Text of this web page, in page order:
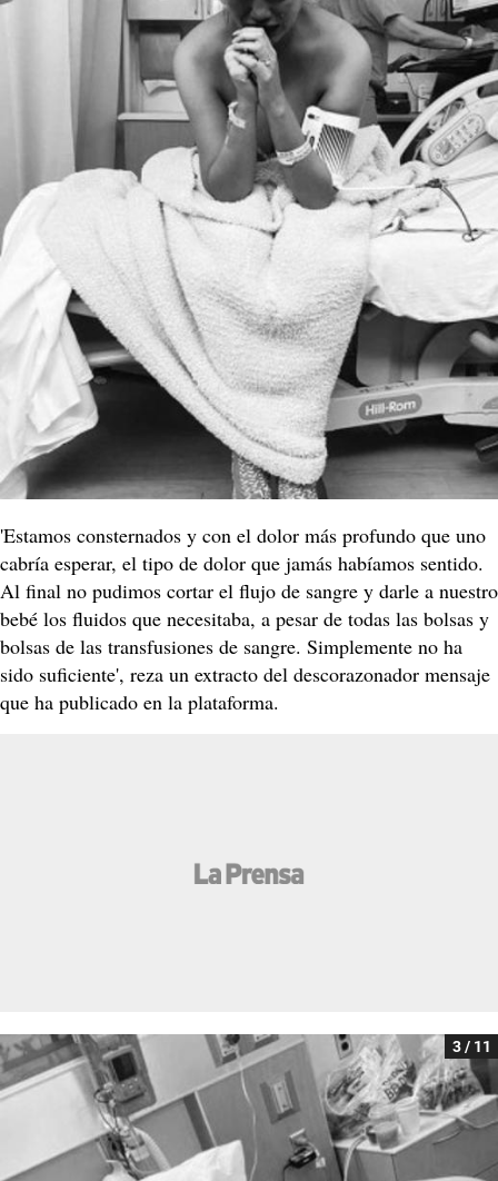
'Estamos consternados y con el dolor más profundo que uno
cabría esperar, el tipo de dolor que jamás habíamos sentido.
Al final no pudimos cortar el flujo de sangre y darle a nuestro
bebé los fluidos que necesitaba, a pesar de todas las bolsas y
bolsas de las transfusiones de sangre. Simplemente no ha
sido suficiente', reza un extracto del descorazonador mensaje
que ha publicado en la plataforma.
3 / 11